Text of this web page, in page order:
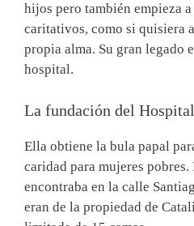
hijos pero también empieza
caritativos, como si quisiera
propia alma. Su gran legado
hospital.
La fundación del
Ella obtiene la bula papal
caridad para mujeres
encontraba en la calle
eran de la propiedad de